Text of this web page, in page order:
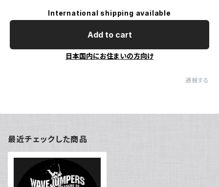
International shipping available
Add to cart
日本国内にお住まいの方向け
通報する
最近チェックした商品